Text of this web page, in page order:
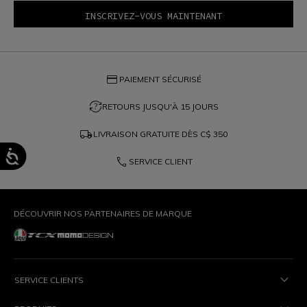
credit_card PAIEMENT SÉCURISÉ
question_exchangeRETOURS JUSQU'À 15 JOURS
local_shipping LIVRAISON GRATUITE DÈS C$ 350
phone SERVICE CLIENT
DÉCOUVRIR NOS PARTENAIRES DE MARQUE
SERVICE CLIENTS